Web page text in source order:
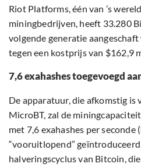
Riot Platforms, één van ’s
miningbedrijven, heeft 33.280
volgende generatie
tegen een kostprijs van $162,9
7,6 exahashes toegevoegd
De apparatuur, die afkomstig
MicroBT, zal de
met 7,6 exahashes per seconde
“vooruitlopend”
halveringscyclus van Bitcoin,